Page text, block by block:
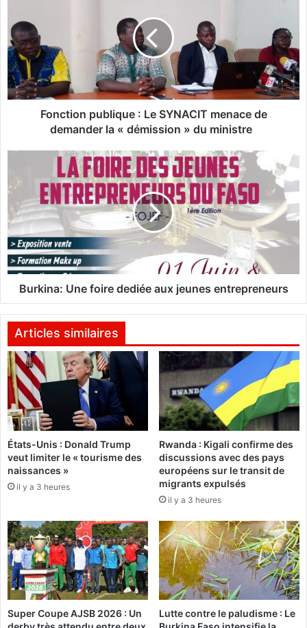
c
t
i
o
n
p
u
:
L
e
S
A
T
m
e
n
a
e
d
e
d
a
n
d
e
r
l
a
Fonction publique : Le SYNACIT menace de
demander la « démission » du ministre
r
i
n
a
:
U
e
f
i
r
e
d
e
d
é
e
a
u
e
u
n
e
s
n
Burkina: Une foire dediée aux jeunes entrepreneurs
Articles similaires
États-Unis : Donald Trump
veut limiter le « tourisme des
naissances »
il y a 3 heures
Rwanda : Kigali confirme des
discussions avec des pays
européens sur le transit de
migrants expulsés
il y a 3 heures
Super Coupe AJSB 2026 : Un
Lutte contre le paludisme : Le